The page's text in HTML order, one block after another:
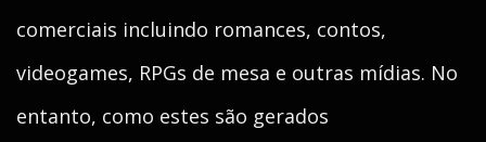
comerciais incluindo romances, contos,
videogames, RPGs de mesa e outras mídias. No
entanto, como estes são gerados